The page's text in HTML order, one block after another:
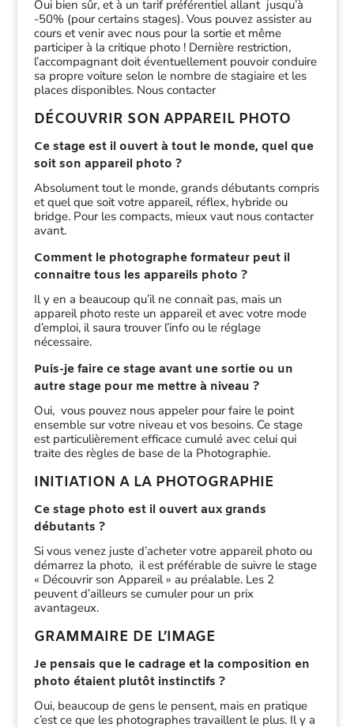
Oui bien sûr, et à un tarif préférentiel allant jusqu’à
-50% (pour certains stages). Vous pouvez assister au
cours et venir avec nous pour la sortie et même
participer à la critique photo ! Dernière restriction,
l’accompagnant doit éventuellement pouvoir conduire
sa propre voiture selon le nombre de stagiaire et les
places disponibles. Nous contacter
DÉCOUVRIR SON APPAREIL PHOTO
Ce stage est il ouvert à tout le monde, quel que
soit son appareil photo ?
Absolument tout le monde, grands débutants compris
et quel que soit votre appareil, réflex, hybride ou
bridge. Pour les compacts, mieux vaut nous contacter
avant.
Comment le photographe formateur peut il
connaitre tous les appareils photo ?
Il y en a beaucoup qu’il ne connait pas, mais un
appareil photo reste un appareil et avec votre mode
d’emploi, il saura trouver l’info ou le réglage
nécessaire.
Puis-je faire ce stage avant une sortie ou un
autre stage pour me mettre à niveau ?
Oui, vous pouvez nous appeler pour faire le point
ensemble sur votre niveau et vos besoins. Ce stage
est particulièrement efficace cumulé avec celui qui
traite des règles de base de la Photographie.
INITIATION A LA PHOTOGRAPHIE
Ce stage photo est il ouvert aux grands
débutants ?
Si vous venez juste d’acheter votre appareil photo ou
démarrez la photo, il est préférable de suivre le stage
« Découvrir son Appareil » au préalable. Les 2
peuvent d’ailleurs se cumuler pour un prix
avantageux.
GRAMMAIRE DE L’IMAGE
Je pensais que le cadrage et la composition en
photo étaient plutôt instinctifs ?
Oui, beaucoup de gens le pensent, mais en pratique
c’est ce que les photographes travaillent le plus. Il y a